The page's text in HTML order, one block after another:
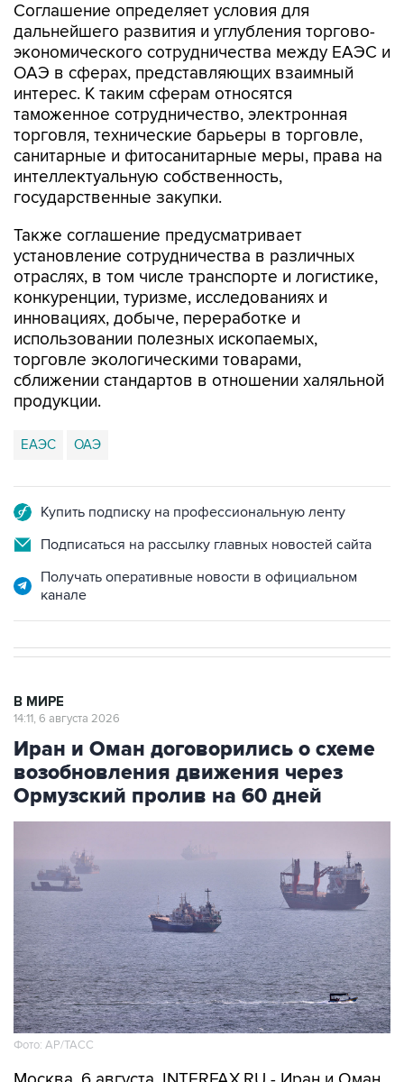
Соглашение определяет условия для
дальнейшего развития и углубления торгово-
экономического сотрудничества между ЕАЭС и
ОАЭ в сферах, представляющих взаимный
интерес. К таким сферам относятся
таможенное сотрудничество, электронная
торговля, технические барьеры в торговле,
санитарные и фитосанитарные меры, права на
интеллектуальную собственность,
государственные закупки.
Также соглашение предусматривает
установление сотрудничества в различных
отраслях, в том числе транспорте и логистике,
конкуренции, туризме, исследованиях и
инновациях, добыче, переработке и
использовании полезных ископаемых,
торговле экологическими товарами,
сближении стандартов в отношении халяльной
продукции.
ЕАЭС ОАЭ
Купить подписку на профессиональную ленту
Подписаться на рассылку главных новостей сайта
Получать оперативные новости в официальном
канале
В МИРЕ
14:11, 6 августа 2026
Иран и Оман договорились о схеме
возобновления движения через
Ормузский пролив на 60 дней
Фото: AP/ТАСС